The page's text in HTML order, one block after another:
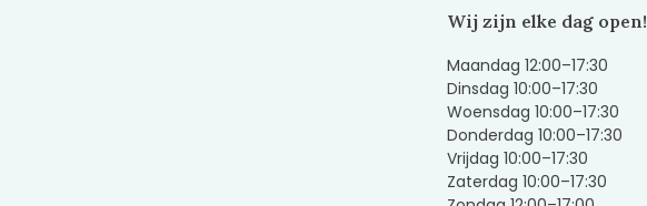
Wij zijn elke dag open!
Maandag 12:00–17:30
Dinsdag 10:00–17:30
Woensdag 10:00–17:30
Donderdag 10:00–17:30
Vrijdag 10:00–17:30
Zaterdag 10:00–17:30